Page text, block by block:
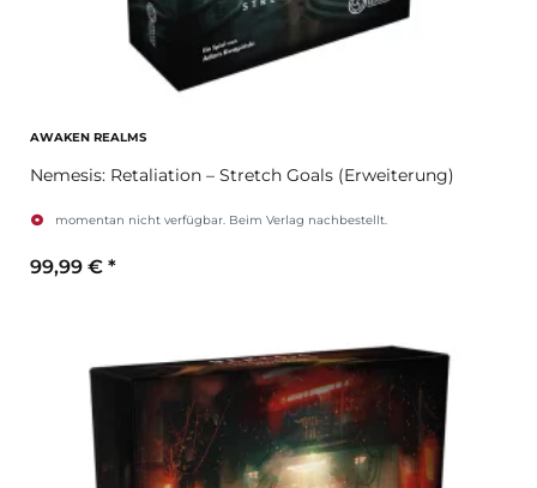
AWAKEN REALMS
Nemesis: Retaliation – Stretch Goals (Erweiterung)
momentan nicht verfügbar. Beim Verlag nachbestellt.
99,99 € *